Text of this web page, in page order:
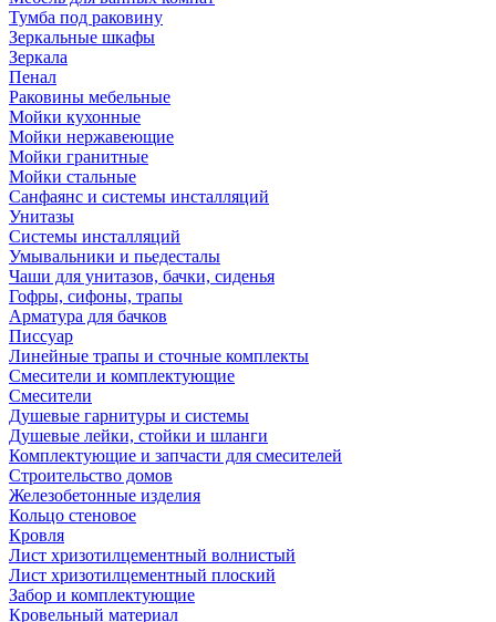
Тумба под раковину
Зеркальные шкафы
Зеркала
Пенал
Раковины мебельные
Мойки кухонные
Мойки нержавеющие
Мойки гранитные
Мойки стальные
Санфаянс и системы инсталляций
Унитазы
Системы инсталляций
Умывальники и пьедесталы
Чаши для унитазов, бачки, сиденья
Гофры, сифоны, трапы
Арматура для бачков
Писсуар
Линейные трапы и сточные комплекты
Смесители и комплектующие
Смесители
Душевые гарнитуры и системы
Душевые лейки, стойки и шланги
Комплектующие и запчасти для смесителей
Строительство домов
Железобетонные изделия
Кольцо стеновое
Кровля
Лист хризотилцементный волнистый
Лист хризотилцементный плоский
Забор и комплектующие
Кровельный материал